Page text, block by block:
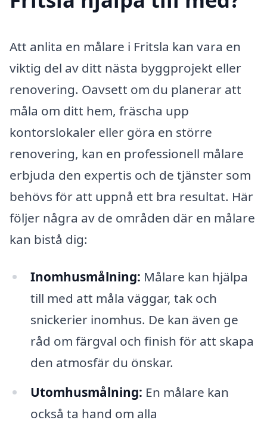
Att anlita en målare i Fritsla kan vara en
viktig del av ditt nästa byggprojekt eller
renovering. Oavsett om du planerar att
måla om ditt hem, fräscha upp
kontorslokaler eller göra en större
renovering, kan en professionell målare
erbjuda den expertis och de tjänster som
behövs för att uppnå ett bra resultat. Här
följer några av de områden där en målare
kan bistå dig:
Inomhusmålning: Målare kan hjälpa
till med att måla väggar, tak och
snickerier inomhus. De kan även ge
råd om färgval och finish för att skapa
den atmosfär du önskar.
Utomhusmålning: En målare kan
också ta hand om alla